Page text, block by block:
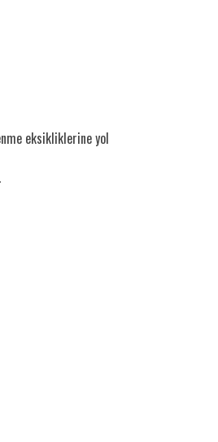
eksikliklerine yol